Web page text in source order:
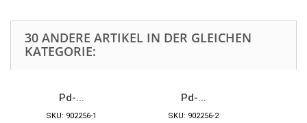
30 ANDERE ARTIKEL IN DER GLEICHEN
KATEGORIE:
Pd-...
SKU: 902256-1
Pd-...
SKU: 902256-2